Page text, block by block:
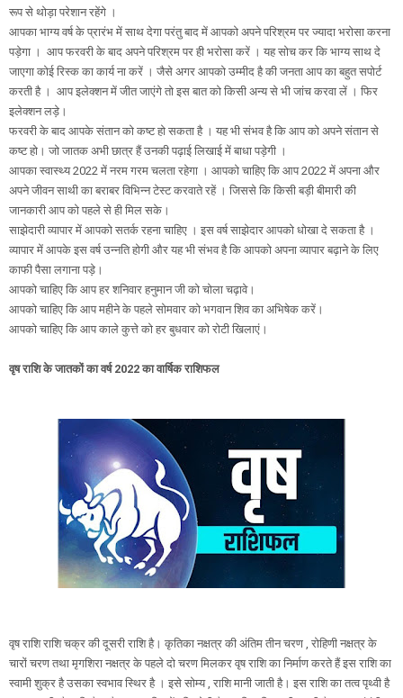
रूप से थोड़ा परेशान रहेंगे ।
आपका भाग्य वर्ष के प्रारंभ में साथ देगा परंतु बाद में आपको अपने परिश्रम पर ज्यादा भरोसा करना
पड़ेगा । आप फरवरी के बाद अपने परिश्रम पर ही भरोसा करें । यह सोच कर कि भाग्य साथ दे
जाएगा कोई रिस्क का कार्य ना करें । जैसे अगर आपको उम्मीद है की जनता आप का बहुत सपोर्ट
करती है । आप इलेक्शन में जीत जाएंगे तो इस बात को किसी अन्य से भी जांच करवा लें । फिर
इलेक्शन लड़े।
फरवरी के बाद आपके संतान को कष्ट हो सकता है । यह भी संभव है कि आप को अपने संतान से
कष्ट हो। जो जातक अभी छात्र हैं उनकी पढ़ाई लिखाई में बाधा पड़ेगी ।
आपका स्वास्थ्य 2022 में नरम गरम चलता रहेगा । आपको चाहिए कि आप 2022 में अपना और
अपने जीवन साथी का बराबर विभिन्न टेस्ट करवाते रहें । जिससे कि किसी बड़ी बीमारी की
जानकारी आप को पहले से ही मिल सके।
साझेदारी व्यापार में आपको सतर्क रहना चाहिए । इस वर्ष साझेदार आपको धोखा दे सकता है ।
व्यापार में आपके इस वर्ष उन्नति होगी और यह भी संभव है कि आपको अपना व्यापार बढ़ाने के लिए
काफी पैसा लगाना पड़े।
आपको चाहिए कि आप हर शनिवार हनुमान जी को चोला चढ़ावे।
आपको चाहिए कि आप महीने के पहले सोमवार को भगवान शिव का अभिषेक करें।
आपको चाहिए कि आप काले कुत्ते को हर बुधवार को रोटी खिलाएं।
वृष राशि के जातकों का वर्ष 2022 का वार्षिक राशिफल
वृष राशि राशि चक्र की दूसरी राशि है। कृतिका नक्षत्र की अंतिम तीन चरण , रोहिणी नक्षत्र के
चारों चरण तथा मृगशिरा नक्षत्र के पहले दो चरण मिलकर वृष राशि का निर्माण करते हैं इस राशि का
स्वामी शुक्र है उसका स्वभाव स्थिर है । इसे सोम्य , राशि मानी जाती है। इस राशि का तत्व पृथ्वी है